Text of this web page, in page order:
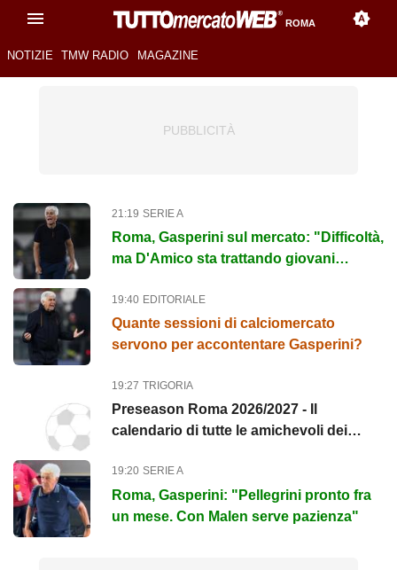
ROMA
NOTIZIE TMW RADIO MAGAZINE
21:19 SERIE A
Roma, Gasperini sul mercato: "Difficoltà,
ma D'Amico sta trattando giovani
19:40 EDITORIALE
Quante sessioni di calciomercato
servono per accontentare Gasperini?
19:27 TRIGORIA
Preseason Roma 2026/2027 - Il
calendario di tutte le amichevoli dei
19:20 SERIE A
Roma, Gasperini: "Pellegrini pronto fra
un mese. Con Malen serve pazienza"